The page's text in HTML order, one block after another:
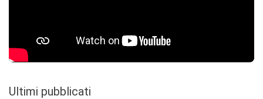
Ultimi pubblicati